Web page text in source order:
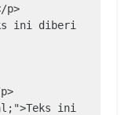
p>
ini diberi
ini